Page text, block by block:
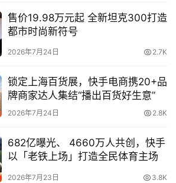
经历了20年的发展，功率更强、体积
，不但改变了人们生活中常用但容易
验，也促进了机器人技术、智能制造、
售价19.98万元起 全新坦克300打造
都市时尚新符号
2026年7月24日 2.7K
锁定上海百货展，快手电商携20+品
牌商家达人集结“播出百货好生意”
2026年7月24日 2.8K
682亿曝光、 4660万人共创，快手
以「老铁上场」打造全民体育主场
2026年7月23日 3.8K